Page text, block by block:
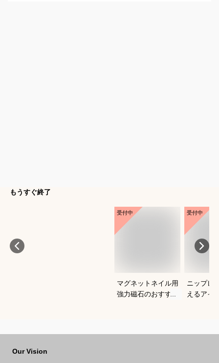
もうすぐ終了
受付中
マグネットネイル用
強力磁石のおすすめ
受付中
ニップレ
えるアイ
Our Vision